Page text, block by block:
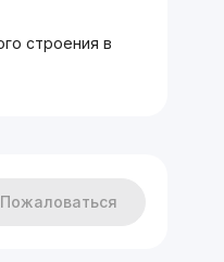
строения в
Пожаловаться